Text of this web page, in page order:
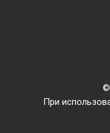
©️
При